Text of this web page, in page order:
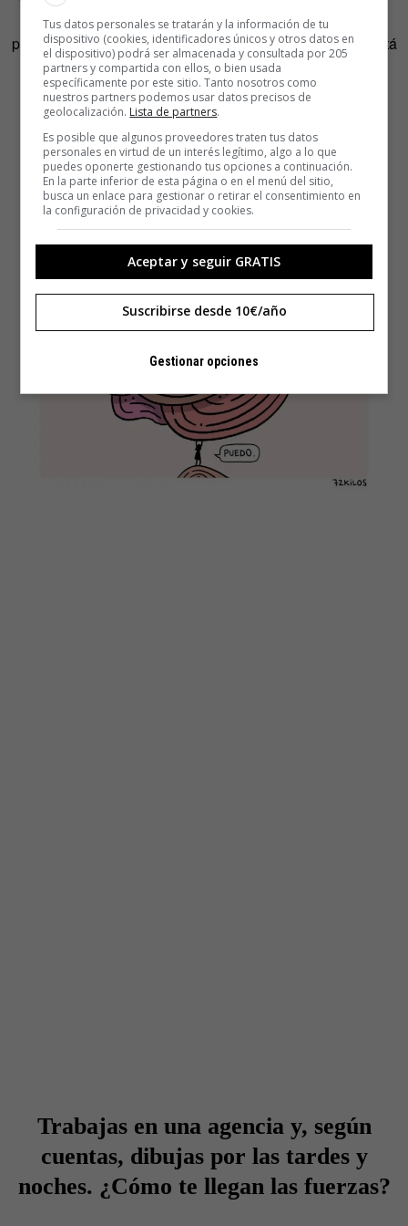
tiempo a crear, pero hay que saber mostrarlo y acercarlo
para que llegue a tu audiencia más apasionada, la que está
dispuesta a tenerlo. Y eso necesita un porcentaje de tu
tiempo también.
Trabajas en una agencia y, según
cuentas, dibujas por las tardes y
noches. ¿Cómo te llegan las fuerzas?
Tus datos personales se tratarán y la información de tu
dispositivo (cookies, identificadores únicos y otros datos en
el dispositivo) podrá ser almacenada y consultada por 205
partners y compartida con ellos, o bien usada
específicamente por este sitio. Tanto nosotros como
nuestros partners podemos usar datos precisos de
geolocalización. Lista de partners.
Es posible que algunos proveedores traten tus datos
personales en virtud de un interés legítimo, algo a lo que
puedes oponerte gestionando tus opciones a continuación.
En la parte inferior de esta página o en el menú del sitio,
busca un enlace para gestionar o retirar el consentimiento en
la configuración de privacidad y cookies.
Aceptar y seguir GRATIS
Suscribirse desde 10€/año
Gestionar opciones